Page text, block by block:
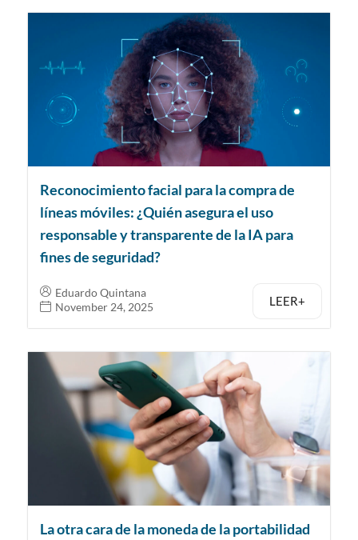
Reconocimiento facial para la compra de
líneas móviles: ¿Quién asegura el uso
responsable y transparente de la IA para
fines de seguridad?
Eduardo Quintana
November 24, 2025
LEER+
La otra cara de la moneda de la portabilidad